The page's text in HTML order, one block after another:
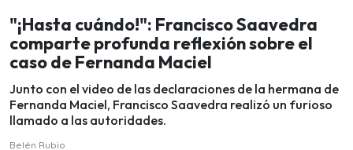
"¡Hasta cuándo!": Francisco Saavedra
comparte profunda reflexión sobre el
caso de Fernanda Maciel
Junto con el video de las declaraciones de la hermana de
Fernanda Maciel, Francisco Saavedra realizó un furioso
llamado a las autoridades.
Belén Rubio